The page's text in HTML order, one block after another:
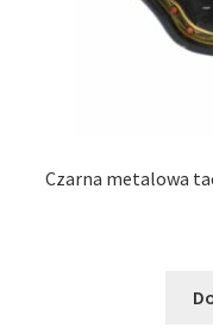
Czarna metalowa